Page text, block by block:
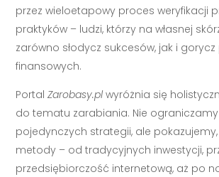
przez wieloetapowy proces weryfikacji
praktyków – ludzi, którzy na własnej
zarówno słodycz sukcesów, jak i
finansowych.
PortalZarobasy.pl wyróżnia się
do tematu zarabiania. Nie
pojedynczych strategii, ale
metody – od tradycyjnych inwestycji,
przedsiębiorczość internetową, aż po